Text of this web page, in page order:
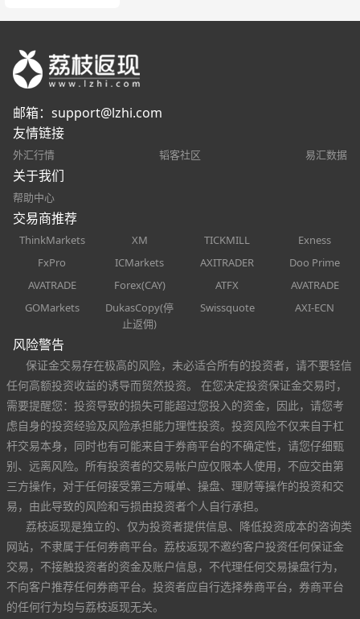
邮箱： support@lzhi.com
友情链接
外汇行情 韬客社区 易汇数据
关于我们
帮助中心
交易商推荐
ThinkMarkets XM TICKMILL
Exness
FxPro
ICMarkets AXITRADER
Doo Prime
AVATRADE
Forex(CAY) ATFX
AVATRADE
GOMarkets
DukasCopy(停
止返佣)
Swissquote AXI-ECN
风险警告
保证金交易存在极高的风险，未必适合所有的投资者，请不要轻信
任何高额投资收益的诱导而贸然投资。 在您决定投资保证金交易时，
需要提醒您：投资导致的损失可能超过您投入的资金，因此，请您考
虑自身的投资经验及风险承担能力理性投资。投资风险不仅来自于杠
杆交易本身，同时也有可能来自于券商平台的不确定性，请您仔细甄
别、远离风险。所有投资者的交易帐户应仅限本人使用，不应交由第
三方操作，对于任何接受第三方喊单、操盘、理财等操作的投资和交
易，由此导致的风险和亏损由投资者个人自行承担。
荔枝返现是独立的、仅为投资者提供信息、降低投资成本的咨询类
网站，不隶属于任何券商平台。荔枝返现不邀约客户投资任何保证金
交易，不接触投资者的资金及账户信息，不代理任何交易操盘行为，
不向客户推荐任何券商平台。投资者应自行选择券商平台，券商平台
的任何行为均与荔枝返现无关。